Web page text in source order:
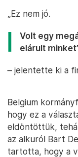
„Ez nem jó.
Volt egy
elárult
– jelentette ki a
Belgium
hogy ez a
eldöntöttük,
az alkuról Bart
tartotta, hogy a